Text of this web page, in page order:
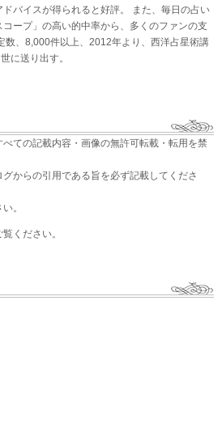
バイスが得られると好評。 また、毎日の占い
コープ」の高い的中率から、多くのファンの支
数、8,000件以上、2012年より、西洋占星術講
に送り出す。
べての記載内容・画像の無許可転載・転用を禁
からの引用である旨を必ず記載してくださ
。
覧ください。